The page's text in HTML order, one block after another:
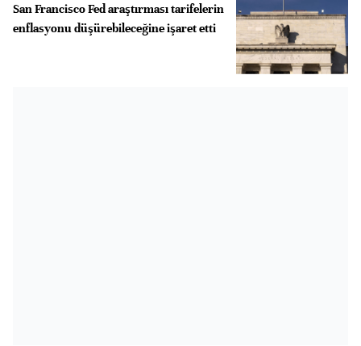
San Francisco Fed araştırması tarifelerin
enflasyonu düşürebileceğine işaret etti